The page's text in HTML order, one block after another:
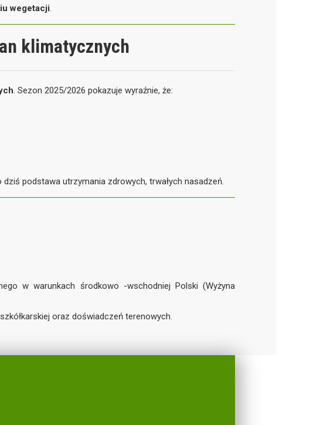
wegetacji.
klimatycznych
. Sezon 2025/2026 pokazuje wyraźnie, że:
podstawa utrzymania zdrowych, trwałych nasadzeń.
w warunkach środkowo -wschodniej Polski (Wyżyna
oraz doświadczeń terenowych.